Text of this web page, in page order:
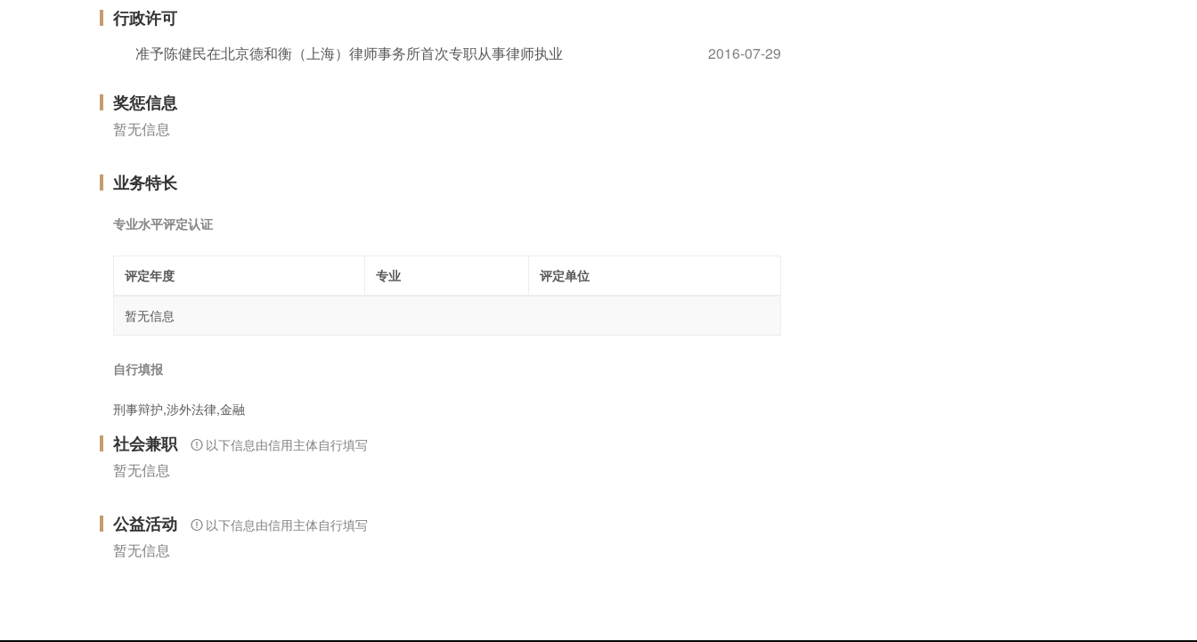
行政许可
2016-07-29
准予陈健民在北京德和衡（上海）律师事务所首次专职从事律师执业
奖惩信息
暂无信息
业务特长
专业水平评定认证
评定年度 专业 评定单位
暂无信息
自行填报
刑事辩护,涉外法律,金融
社会兼职 以下信息由信用主体自行填写
暂无信息
公益活动 以下信息由信用主体自行填写
暂无信息